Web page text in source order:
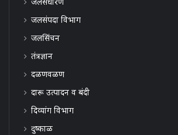
जलसंपदा विभाग
जलसिंचन
तंत्रज्ञान
दळणवळण
दारू उत्पादन व बंदी
दिव्यांग विभाग
दुष्काळ